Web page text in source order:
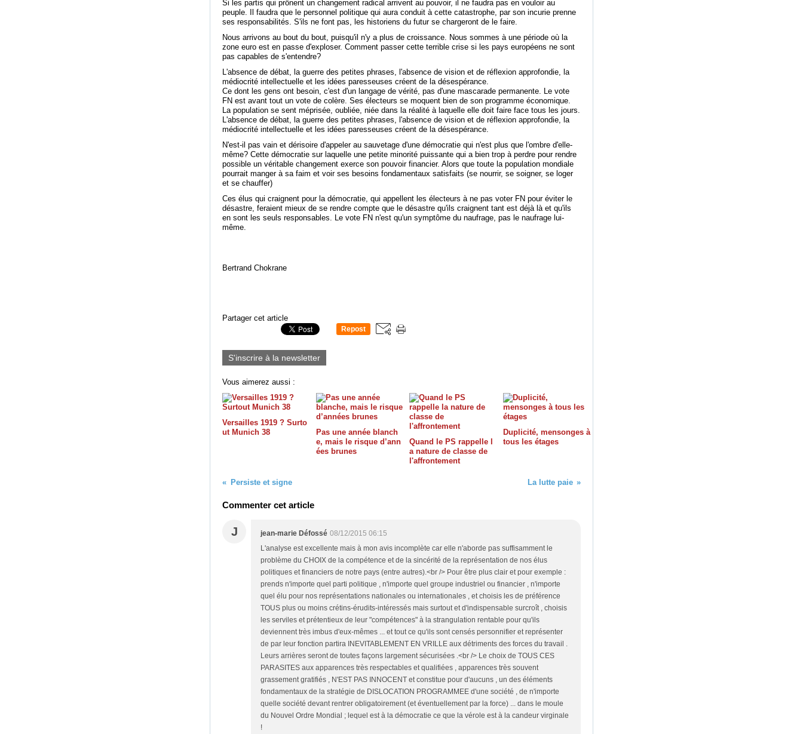
Si les partis qui prônent un changement radical arrivent au pouvoir, il ne faudra pas en vouloir au
peuple. Il faudra que le personnel politique qui aura conduit à cette catastrophe, par son incurie prenne
ses responsabilités. S'ils ne font pas, les historiens du futur se chargeront de le faire.
Nous arrivons au bout du bout, puisqu'il n'y a plus de croissance. Nous sommes à une période où la
zone euro est en passe d'exploser. Comment passer cette terrible crise si les pays européens ne sont
pas capables de s'entendre?
L'absence de débat, la guerre des petites phrases, l'absence de vision et de réflexion approfondie, la
médiocrité intellectuelle et les idées paresseuses créent de la désespérance.
Ce dont les gens ont besoin, c'est d'un langage de vérité, pas d'une mascarade permanente. Le vote
FN est avant tout un vote de colère. Ses électeurs se moquent bien de son programme économique.
La population se sent méprisée, oubliée, niée dans la réalité à laquelle elle doit faire face tous les jours.
L'absence de débat, la guerre des petites phrases, l'absence de vision et de réflexion approfondie, la
médiocrité intellectuelle et les idées paresseuses créent de la désespérance.
N'est-il pas vain et dérisoire d'appeler au sauvetage d'une démocratie qui n'est plus que l'ombre d'elle-
même? Cette démocratie sur laquelle une petite minorité puissante qui a bien trop à perdre pour rendre
possible un véritable changement exerce son pouvoir financier. Alors que toute la population mondiale
pourrait manger à sa faim et voir ses besoins fondamentaux satisfaits (se nourrir, se soigner, se loger
et se chauffer)
Ces élus qui craignent pour la démocratie, qui appellent les électeurs à ne pas voter FN pour éviter le
désastre, feraient mieux de se rendre compte que le désastre qu'ils craignent tant est déjà là et qu'ils
en sont les seuls responsables. Le vote FN n'est qu'un symptôme du naufrage, pas le naufrage lui-
même.
Bertrand Chokrane
Partager cet article
Repost
S'inscrire à la newsletter
Vous aimerez aussi :
Versailles 1919 ? Surto
ut Munich 38
Pas une année blanch
e, mais le risque d’ann
ées brunes
Quand le PS rappelle l
a nature de classe de
l'affrontement
Duplicité, mensonges à
tous les étages
Persiste et signe La lutte paie
Commenter cet article
J jean-marie Défossé 08/12/2015 06:15
L'analyse est excellente mais à mon avis incomplète car elle n'aborde pas suffisamment le
problème du CHOIX de la compétence et de la sincérité de la représentation de nos élus
politiques et financiers de notre pays (entre autres).<br /> Pour être plus clair et pour exemple :
prends n'importe quel parti politique , n'importe quel groupe industriel ou financier , n'importe
quel élu pour nos représentations nationales ou internationales , et choisis les de préférence
TOUS plus ou moins crétins-érudits-intéressés mais surtout et d'indispensable surcroît , choisis
les serviles et prétentieux de leur "compétences" à la strangulation rentable pour qu'ils
deviennent très imbus d'eux-mêmes ... et tout ce qu'ils sont censés personnifier et représenter
de par leur fonction partira INEVITABLEMENT EN VRILLE aux détriments des forces du travail .
Leurs arrières seront de toutes façons largement sécurisées .<br /> Le choix de TOUS CES
PARASITES aux apparences très respectables et qualifiées , apparences très souvent
grassement gratifiés , N'EST PAS INNOCENT et constitue pour d'aucuns , un des éléments
fondamentaux de la stratégie de DISLOCATION PROGRAMMEE d'une société , de n'importe
quelle société devant rentrer obligatoirement (et éventuellement par la force) ... dans le moule
du Nouvel Ordre Mondial ; lequel est à la démocratie ce que la vérole est à la candeur virginale
!